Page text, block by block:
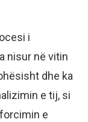
i
nisur në vitin
dhe ka
e tij, si
e